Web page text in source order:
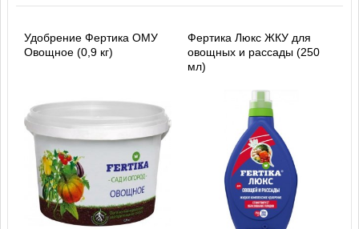
Удобрение Фертика ОМУ
Овощное (0,9 кг)
Фертика Люкс ЖКУ для
овощных и рассады (250
мл)